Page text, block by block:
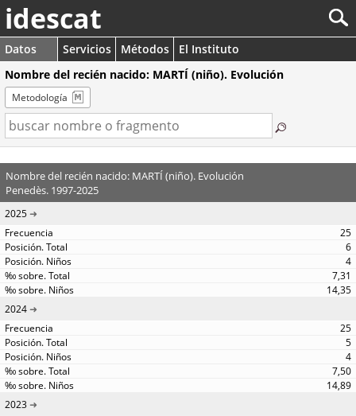
idescat
Datos Servicios Métodos
El Instituto
Nombre del recién nacido: MARTÍ (niño). Evolución
Metodología
Nombre del recién nacido: MARTÍ (niño). Evolución
Penedès. 1997-2025
2025
25
6
4
7,31
14,35
2024
25
5
4
7,50
14,89
2023